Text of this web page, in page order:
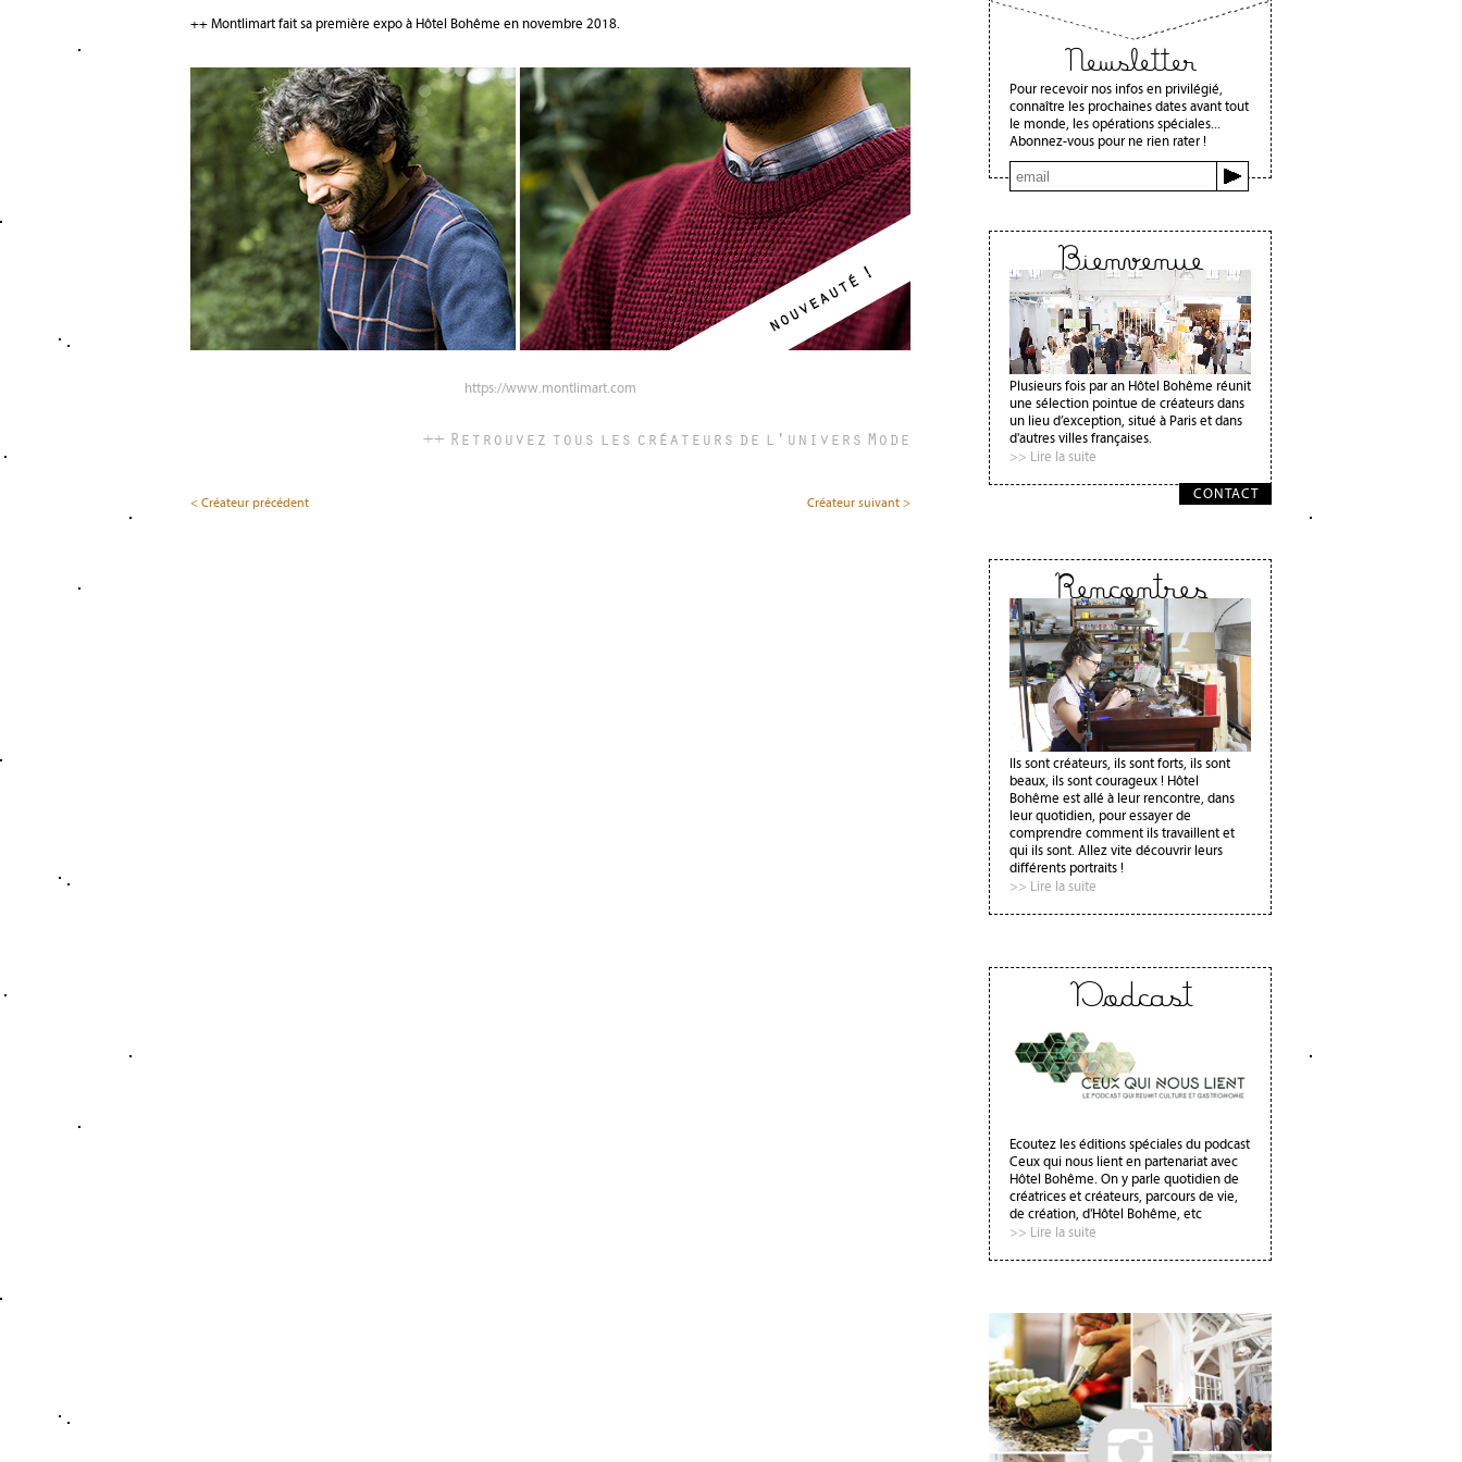
++ Montlimart fait sa première expo à Hôtel Bohême en novembre 2018.
https://www.montlimart.com
++ Retrouvez tous les créateurs de l'univers Mode
< Créateur précédent Créateur suivant >
Newsletter
Pour recevoir nos infos en privilégié,
connaître les prochaines dates avant tout
le monde, les opérations spéciales...
Abonnez-vous pour ne rien rater !
Bienvenue
Plusieurs fois par an Hôtel Bohême réunit
une sélection pointue de créateurs dans
un lieu d’exception, situé à Paris et dans
d'autres villes françaises.
>> Lire la suite
CONTACT
Rencontres
Ils sont créateurs, ils sont forts, ils sont
beaux, ils sont courageux ! Hôtel
Bohême est allé à leur rencontre, dans
leur quotidien, pour essayer de
comprendre comment ils travaillent et
qui ils sont. Allez vite découvrir leurs
différents portraits !
>> Lire la suite
Podcast
Ecoutez les éditions spéciales du podcast
Ceux qui nous lient en partenariat avec
Hôtel Bohême. On y parle quotidien de
créatrices et créateurs, parcours de vie,
de création, d'Hôtel Bohême, etc
>> Lire la suite